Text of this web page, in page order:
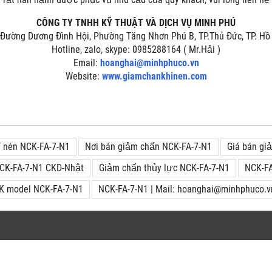
CÔNG TY TNHH KỸ THUẬT VÀ DỊCH VỤ MINH PHÚ
Dương Đình Hội, Phường Tăng Nhơn Phú B, TP.Thủ Đức, TP.
Hotline, zalo, skype: 0985288164 ( Mr.Hải )
Email: hoanghai@minhphuco.vn
Website: www.giamchankhinen.com
NCK-FA-7-N1 Nơi bán giảm chấn NCK-FA-7-N1
Giá bán
FA-7-N1 CKD-Nhật
Giảm chấn thủy lực NCK-FA-7-N1
NCK-
model NCK-FA-7-N1
NCK-FA-7-N1 | Mail: